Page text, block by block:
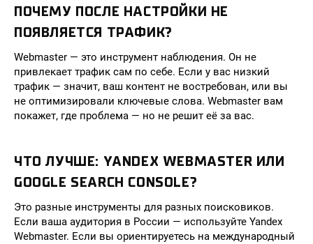
ПОЧЕМУ ПОСЛЕ НАСТРОЙКИ НЕ
ПОЯВЛЯЕТСЯ ТРАФИК?
Webmaster — это инструмент наблюдения. Он не
привлекает трафик сам по себе. Если у вас низкий
трафик — значит, ваш контент не востребован, или вы
не оптимизировали ключевые слова. Webmaster вам
покажет, где проблема — но не решит её за вас.
ЧТО ЛУЧШЕ: YANDEX WEBMASTER ИЛИ
GOOGLE SEARCH CONSOLE?
Это разные инструменты для разных поисковиков.
Если ваша аудитория в России — используйте Yandex
Webmaster. Если вы ориентируетесь на международный